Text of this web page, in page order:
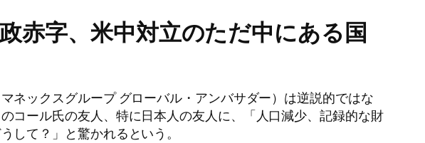
赤字、米中対立のただ中にある国
ックスグループ グローバル・アンバサダー）は逆説的ではな
コール氏の友人、特に日本人の友人に、「人口減少、記録的な財
して？」と驚かれるという。